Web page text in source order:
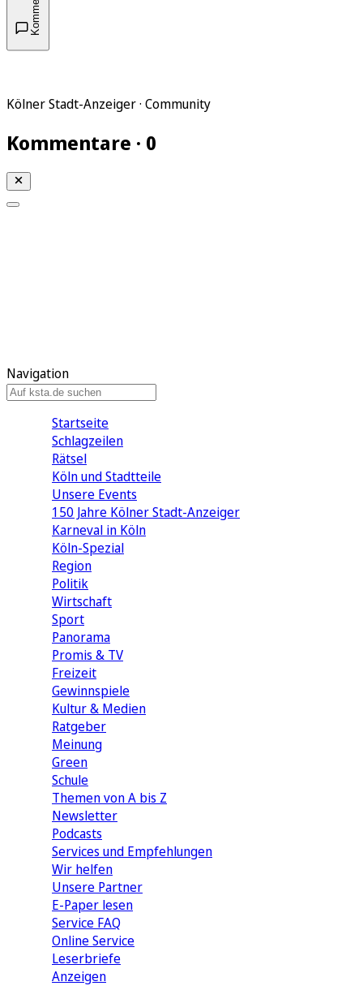
Kölner Stadt-Anzeiger · Community
Kommentare · 0
Navigation
Startseite
Schlagzeilen
Rätsel
Köln und Stadtteile
Unsere Events
150 Jahre Kölner Stadt-Anzeiger
Karneval in Köln
Köln-Spezial
Region
Politik
Wirtschaft
Sport
Panorama
Promis & TV
Freizeit
Gewinnspiele
Kultur & Medien
Ratgeber
Meinung
Green
Schule
Themen von A bis Z
Newsletter
Podcasts
Services und Empfehlungen
Wir helfen
Unsere Partner
E-Paper lesen
Service FAQ
Online Service
Leserbriefe
Anzeigen